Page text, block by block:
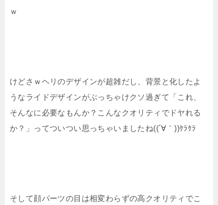
ｗ
けどさｗヘリのデザインが超雑だし、背景と化したよ
うなライドデザインがぶっちゃけクソ過ぎて「これ、
そんなに必要なもんか？こんなクオリティでドヤれる
か？」ってついつい思っちゃいましたね((´∀｀))ｹﾗｹﾗ
そして顔パーツの目は相変わらずの高クオリティでこ